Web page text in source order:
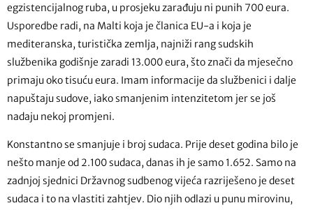
egzistencijalnog ruba, u prosjeku zarađuju ni punih 700 eura.
Usporedbe radi, na Malti koja je članica EU-a i koja je
mediteranska, turistička zemlja, najniži rang sudskih
službenika godišnje zaradi 13.000 eura, što znači da mjesečno
primaju oko tisuću eura. Imam informacije da službenici i dalje
napuštaju sudove, iako smanjenim intenzitetom jer se još
nadaju nekoj promjeni.
Konstantno se smanjuje i broj sudaca. Prije deset godina bilo je
nešto manje od 2.100 sudaca, danas ih je samo 1.652. Samo na
zadnjoj sjednici Državnog sudbenog vijeća razriješeno je deset
sudaca i to na vlastiti zahtjev. Dio njih odlazi u punu mirovinu,